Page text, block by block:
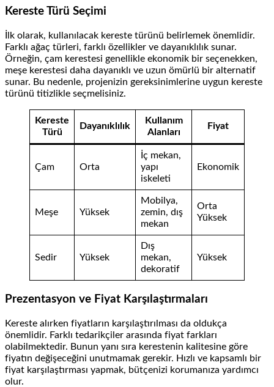
Kereste Türü Seçimi
İlk olarak, kullanılacak kereste türünü belirlemek önemlidir.
Farklı ağaç türleri, farklı özellikler ve dayanıklılık sunar.
Örneğin, çam kerestesi genellikle ekonomik bir seçenekken,
meşe kerestesi daha dayanıklı ve uzun ömürlü bir alternatif
sunar. Bu nedenle, projenizin gereksinimlerine uygun kereste
türünü titizlikle seçmelisiniz.
Kereste
Türü
Dayanıklılık
Kullanım
Alanları
Fiyat
Çam Orta
İç mekan,
yapı
iskeleti
Ekonomik
Meşe Yüksek
Mobilya,
zemin, dış
mekan
Orta
Yüksek
Sedir Yüksek
Dış
mekan,
dekoratif
Yüksek
Prezentasyon ve Fiyat Karşılaştırmaları
Kereste alırken fiyatların karşılaştırılması da oldukça
önemlidir. Farklı tedarikçiler arasında fiyat farkları
olabilmektedir. Bunun yanı sıra kerestenin kalitesine göre
fiyatın değişeceğini unutmamak gerekir. Hızlı ve kapsamlı bir
fiyat karşılaştırması yapmak, bütçenizi korumanıza yardımcı
olur.